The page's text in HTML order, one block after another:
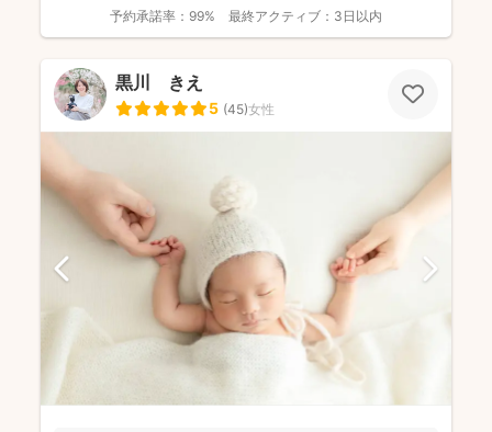
予約承諾率： 99% 最終アクティブ： 3日以内
黒川 きえ
5 (45)女性